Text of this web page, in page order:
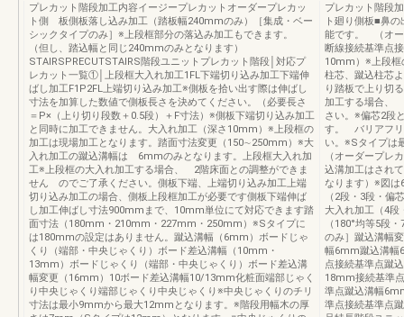
プレカット階段加工内容イージープレカットオーダープレカッ
ト側 板側板落し込み加工（踏板幅240mmのみ）［集成・ベー
シックタイプのみ］※上段框部分の落込み加工もできます。
（但し、踏込幅と同じ240mmのみとなります）
STAIRSPRECUTSTAIRS階段ユニットプレカット階段│対応プ
レカット一覧①│上段框大入れ加工1FL下端切り込み加工下端伸
ばし加工F1P2FL上端切り込み加工※側板を拾い出す際は伸ばし
寸法を加算した数値で側板長さを決めてください。（必要長さ
＝P×（上り切り段数＋0.5段）＋F寸法）※側板下端切り込み加工
と同時に加工できません。大入れ加工（深さ10mm）※上段框の
加工は現場加工となります。踏面寸法変更（150∼250mm）※大
入れ加工の蹴込溝幅は 6mmのみとなります。上段框大入れ加
工※上段框の大入れ加工する場合、 2階床面との調整ができま
せん のでご了承ください。側板下端、上端切り込み加工上端
切り込み加工の場合、側板上段框加工が必要です側板下端伸ば
し加工伸ばし寸法900mmまで、10mm単位にて対応できます踏
面寸法（180mm・210mm・227mm・250mm）※Sタイプに
は180mmの設定はありません。蹴込溝幅（6mm）ボードじゃ
くり（端部・中央じゃくり）ボード差込溝幅（10mm・
13mm）ボードじゃくり（端部・中央じゃくり）ボード差込溝
幅変更（16mm）10ボード差込溝幅10/13mm化粧面端部じゃく
り中央じゃくり端部じゃくり中央じゃくり※中央じゃくりのチリ
寸法は最小9mmから最大12mmとなります。※階段用幅木の厚
プレカット階段
ト廻り側板■鼻
能です。 （オー
断線接続基準点
10mm）※上段框
柱芯、蹴込柱芯
り踏板で上り切
加工する場合、
さい。※偏芯2段
す。 バリアフリ
い。※Sタイプは
（オーダープレ
込溝加工はされ
なります）※図は
（2段・3段・
大入れ加工（4段
（180°均等5段
のみ］蹴込溝幅
幅6mm蹴込溝幅
点接続基準点蹴
18mm接続基準
準点蹴込溝幅
準点接続基準点